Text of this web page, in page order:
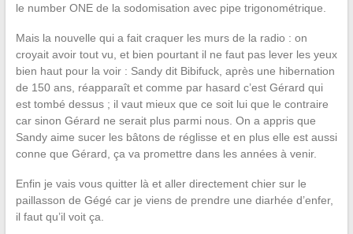
le number ONE de la sodomisation avec pipe trigonométrique.
Mais la nouvelle qui a fait craquer les murs de la radio : on
croyait avoir tout vu, et bien pourtant il ne faut pas lever les yeux
bien haut pour la voir : Sandy dit Bibifuck, après une hibernation
de 150 ans, réapparaît et comme par hasard c’est Gérard qui
est tombé dessus ; il vaut mieux que ce soit lui que le contraire
car sinon Gérard ne serait plus parmi nous. On a appris que
Sandy aime sucer les bâtons de réglisse et en plus elle est aussi
conne que Gérard, ça va promettre dans les années à venir.
Enfin je vais vous quitter là et aller directement chier sur le
paillasson de Gégé car je viens de prendre une diarhée d’enfer,
il faut qu’il voit ça.